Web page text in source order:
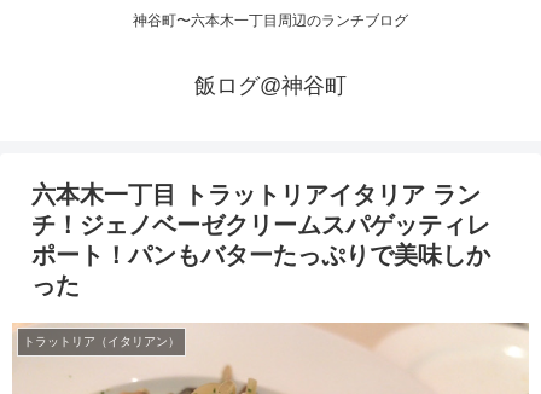
神谷町〜六本木一丁目周辺のランチブログ
飯ログ@神谷町
六本木一丁目 トラットリアイタリア ラン
チ！ジェノベーゼクリームスパゲッティレ
ポート！パンもバターたっぷりで美味しか
った
トラットリア（イタリアン）